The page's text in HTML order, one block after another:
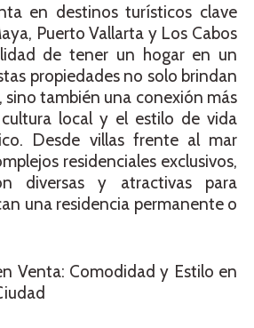
en destinos turísticos clave
Puerto Vallarta y Los Cabos
de tener un hogar en un
propiedades no solo brindan
también una conexión más
local y el estilo de vida
Desde villas frente al mar
residenciales exclusivos,
diversas y atractivas para
una residencia permanente o
Venta: Comodidad y Estilo en